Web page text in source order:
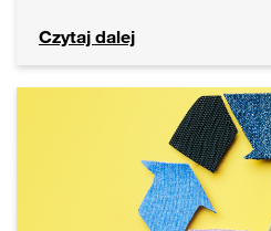
Czytaj dalej